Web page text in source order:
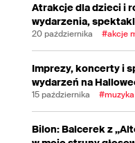
Atrakcje dla dzieci i
wydarzenia,
20 października #akcje
Imprezy, koncerty i
wydarzeń na
15 października #muzyka
Bilon: Balcerek z